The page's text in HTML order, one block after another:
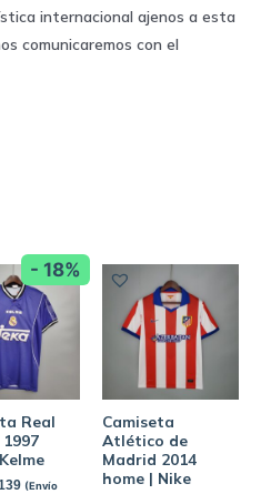
internacional ajenos a esta
comunicaremos con el
- 18%
Real
(Envío
Camiseta
Atlético de
Madrid 2014
home | Nike